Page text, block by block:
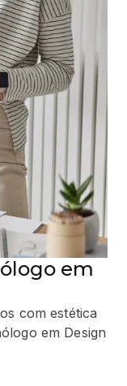
em
com estética
em Design